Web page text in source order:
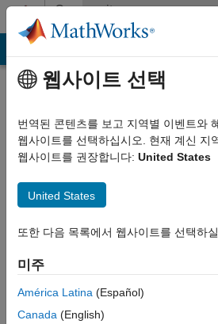
콘텐츠로 바로 가기
Community
Profile
Christian
Last
9개월 전
2023년부터
Followers:
웹사이트 선택
번역된 콘텐츠를 보고 지역별 이벤트와
웹사이트를 선택하십시오. 현재 계신 지
웹사이트를 권장합니다: United States
United States
또한 다음 목록에서 웹사이트를 선택하
미주
América Latina (Español)
Canada (English)